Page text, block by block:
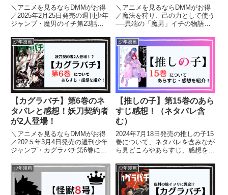
＼アニメを見るならDMMがお得
／2025年2月25日発売の週刊少年
ジャンプ・魔男のイチ第23話に
どころやあらすじ、感想を紹介し
ます。【魔男のイチ】を読むのが
オススメの人はこちら！・王道少
年漫画・魔法ファンタジー...
＼アニメを見るならDMMがお得
／魔法を狩り、己の力として使う
──異端の「魔男」イチの物語が
3巻では、最凶の敵“反世界の魔
法”との戦いがついに決着！そし
て、現代最強の魔女・デスカラス
がとイチとの関係にも大きな変
化...
少年漫画
【カグラバチ】第6巻のネ
タバレと感想！妖刀契約者
が2人登場！
＼アニメを見るならDMMがお得
／202５年3月4日発売の週刊少年
ジャンプ・カグラバチ第6巻につ
ころやあらすじ、感想を紹介しま
す。【カグラバチ】を読むのがオ
ススメの人はこちら！・王道ジャ
ンプ・ダークファンタジー系...
少年漫画
【推しの子】第15巻のあら
すじ感想！（ネタバレ含
む）
2024年7月18日発売の推しの子15
巻について、ネタバレを含みなが
ら見どころやあらすじ、感想を紹
少年漫画 少年漫画